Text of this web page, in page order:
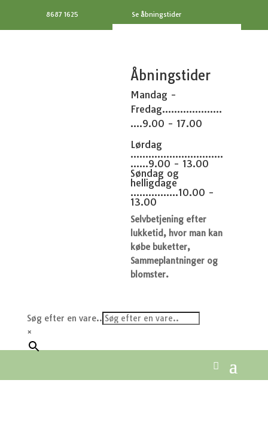
8687 1625 Se åbningstider
Åbningstider
Mandag -
Fredag....................
....9.00 - 17.00
Lørdag
...............................
......9.00 - 13.00
Søndag og
helligdage
................10.00 -
13.00
Selvbetjening efter
lukketid, hvor man kan
købe buketter,
Sammeplantninger og
blomster.
Søg efter en vare..
×